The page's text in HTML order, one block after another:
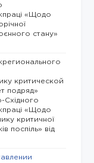
«Щодо
стану»
критической
подряд»
Східного
«Щодо
критичної
поспіль» від